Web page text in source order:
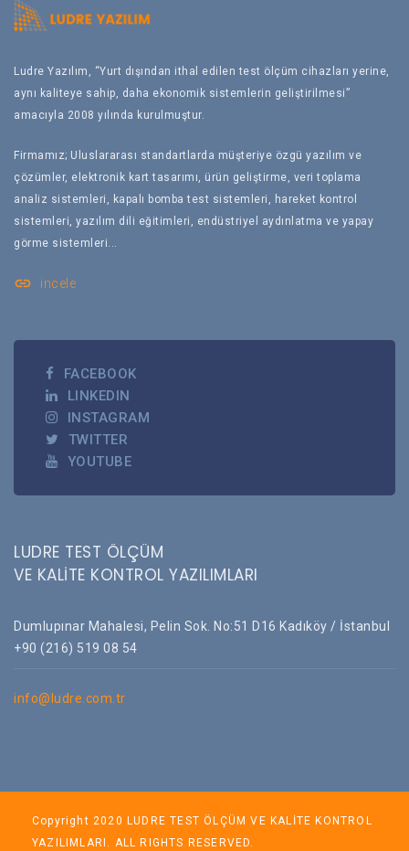
Ludre Yazılım, “Yurt dışından ithal edilen test ölçüm cihazları yerine,
aynı kaliteye sahip, daha ekonomik sistemlerin geliştirilmesi”
amacıyla 2008 yılında kurulmuştur.
Firmamız; Uluslararası standartlarda müşteriye özgü yazılım ve
çözümler, elektronik kart tasarımı, ürün geliştirme, veri toplama
analiz sistemleri, kapalı bomba test sistemleri, hareket kontrol
sistemleri, yazılım dili eğitimleri, endüstriyel aydınlatma ve yapay
görme sistemleri...
link incele
FACEBOOK
LINKEDIN
INSTAGRAM
TWITTER
YOUTUBE
LUDRE TEST ÖLÇÜM
VE KALİTE KONTROL YAZILIMLARI
Dumlupınar Mahalesi, Pelin Sok. No:51 D16 Kadıköy / İstanbul
+90 (216) 519 08 54
info@ludre.com.tr
Copyright 2020 LUDRE TEST ÖLÇÜM VE KALİTE KONTROL
YAZILIMLARI. ALL RIGHTS RESERVED.